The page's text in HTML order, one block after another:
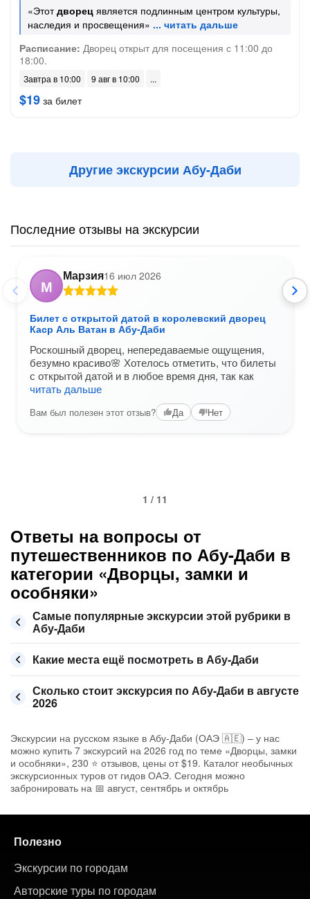
«Этотдворец является подлинным центром культуры,
наследия и просвещения»
Расписание: Дворец открыт для посещения с 11:00 до
18:00.
Завтра в 10:00 9 авг в 10:00
$19 за билет
Другие экскурсии Абу-Даби
Последние отзывы на экскурсии
М
Марзия16 июл 2026
Билет с открытой датой в королевский дворец
Каср Аль Ватан в Абу-Даби
Роскошный дворец, непередаваемые ощущения,
безумно красиво🌸 Хотелось отметить, что билеты
с открытой датой и в любое время дня, так как
читать дальше
Вам был полезен этот отзыв? Да Нет
1 / 11
Ответы на вопросы от
путешественников по Абу-Даби в
категории «Дворцы, замки и
особняки»
Самые популярные экскурсии этой рубрики в
Абу-Даби
Какие места ещё посмотреть в Абу-Даби
Сколько стоит экскурсия по Абу-Даби в августе
2026
Экскурсии на русском языке в Абу-Даби (ОАЭ 🇦🇪) – у нас
можно купить 7 экскурсий на 2026 год по теме «Дворцы, замки
и особняки», 230 ⭐ отзывов, цены от $19. Каталог необычных
экскурсионных туров от гидов ОАЭ. Сегодня можно
забронировать на 📅 август, сентябрь и октябрь
Полезно
Экскурсии по городам
Авторские туры по городам